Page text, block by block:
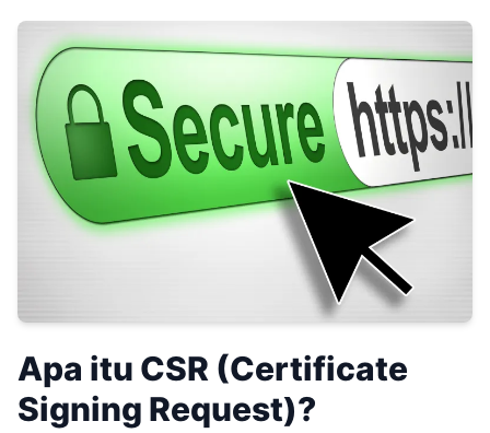
Apa itu CSR (Certificate
Signing Request)?